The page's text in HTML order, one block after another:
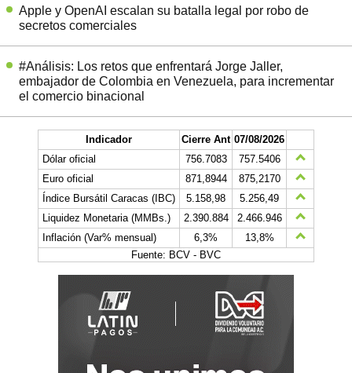
Apple y OpenAI escalan su batalla legal por robo de
secretos comerciales
#Análisis: Los retos que enfrentará Jorge Jaller,
embajador de Colombia en Venezuela, para incrementar
el comercio binacional
Indicador Cierre Ant 07/08/2026
Dólar oficial
756.7083
757.5406
Euro oficial
871,8944
875,2170
Índice Bursátil Caracas (IBC)
5.158,98
5.256,49
Liquidez Monetaria (MMBs.)
2.390.884
2.466.946
Inflación (Var% mensual)
6,3%
13,8%
Fuente: BCV - BVC